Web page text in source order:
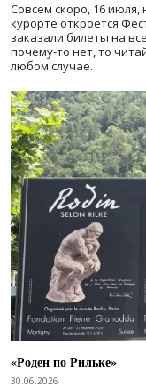
Совсем скоро, 16
курорте откроется
заказали билеты на
почему-то нет, то
любом случае.
«Роден по Рильке»
30.06.2026